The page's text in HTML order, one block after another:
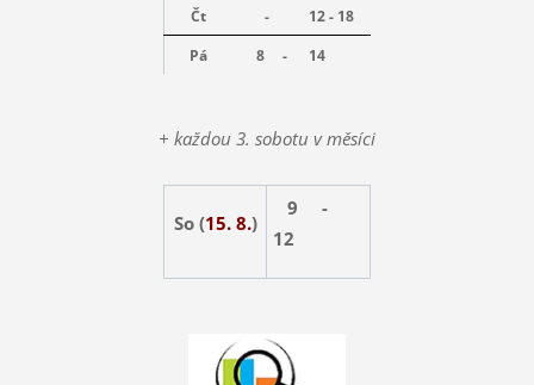
Čt
-
12 - 18
Pá
8 - 14
+ každou 3. sobotu v měsíci
So (15. 8.)
9 -
12